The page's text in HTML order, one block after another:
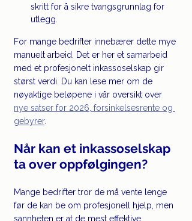
skritt for å sikre tvangsgrunnlag for
utlegg.
For mange bedrifter innebærer dette mye
manuelt arbeid. Det er her et samarbeid
med et profesjonelt inkassoselskap gir
størst verdi. Du kan lese mer om de
nøyaktige beløpene i vår oversikt over
nye satser for 2026, forsinkelsesrente og
gebyrer.
Når kan et inkassoselskap
ta over oppfølgingen?
Mange bedrifter tror de må vente lenge
før de kan be om profesjonell hjelp, men
sannheten er at de mest effektive